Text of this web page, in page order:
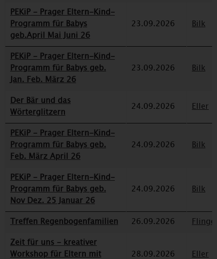
PEKiP - Prager Eltern-Kind-
Programm für Babys
geb.April Mai Juni 26
23.09.2026 Bilk
PEKiP - Prager Eltern-Kind-
Programm für Babys geb.
Jan. Feb. März 26
23.09.2026 Bilk
Der Bär und das
Wörterglitzern
24.09.2026 Eller
PEKiP - Prager Eltern-Kind-
Programm für Babys geb.
Feb. März April 26
24.09.2026 Bilk
PEKiP - Prager Eltern-Kind-
Programm für Babys geb.
Nov Dez. 25 Januar 26
24.09.2026 Bilk
Treffen Regenbogenfamilien 26.09.2026
Zeit für uns - kreativer
Workshop für Eltern mit
28.09.2026 Eller